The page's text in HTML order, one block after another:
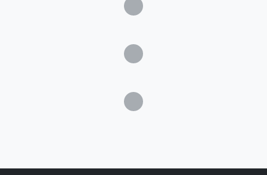
Запобіжник: Автоматичний
Hammerli 6х42, регульовані прицільна планка
Довжина: 466 мм (ствола), 1098 мм (загальна)
Загрузка...
Загрузка...